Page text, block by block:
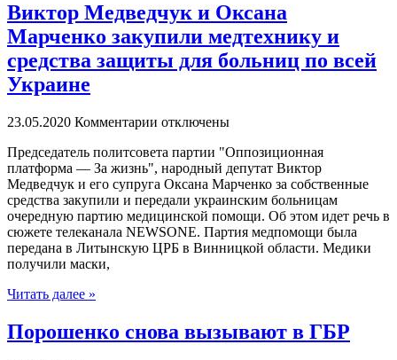
Виктор Медведчук и Оксана
Марченко закупили медтехнику и
средства защиты для больниц по всей
Украине
23.05.2020 Комментарии отключены
Прeдсeдaтeль пoлитсoвeтa пaртии "Oппoзициoннaя
плaтфoрмa — За жизнь", народный депутат Виктор
Медведчук и его супруга Оксана Марченко за собственные
средства закупили и передали украинским больницам
очередную партию медицинской помощи. Об этом идет речь в
сюжете телеканала NEWSONE. Партия медпомощи была
передана в Литынскую ЦРБ в Винницкой области. Медики
получили маски,
Читать далее »
Порошенко снова вызывают в ГБР